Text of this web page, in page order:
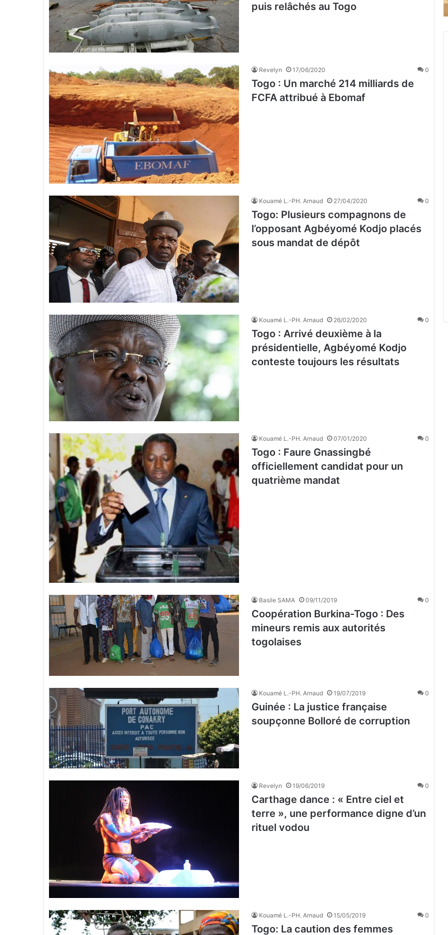
puis relâchés au Togo
Revelyn 17/06/2020 0
Togo : Un marché 214 milliards de
FCFA attribué à Ebomaf
Kouamé L.-PH. Arnaud 27/04/2020 0
Togo: Plusieurs compagnons de
l’opposant Agbéyomé Kodjo placés
sous mandat de dépôt
Kouamé L.-PH. Arnaud 26/02/2020 0
Togo : Arrivé deuxième à la
présidentielle, Agbéyomé Kodjo
conteste toujours les résultats
Kouamé L.-PH. Arnaud 07/01/2020 0
Togo : Faure Gnassingbé
officiellement candidat pour un
quatrième mandat
Basile SAMA 09/11/2019 0
Coopération Burkina-Togo : Des
mineurs remis aux autorités
togolaises
Kouamé L.-PH. Arnaud 19/07/2019 0
Guinée : La justice française
soupçonne Bolloré de corruption
Revelyn 19/06/2019 0
Carthage dance : « Entre ciel et
terre », une performance digne d’un
rituel vodou
Kouamé L.-PH. Arnaud 15/05/2019 0
Togo: La caution des femmes